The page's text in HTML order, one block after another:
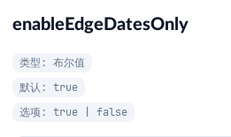
enableEdgeDatesOnly
类型: 布尔值
默认: true
选项: true | false